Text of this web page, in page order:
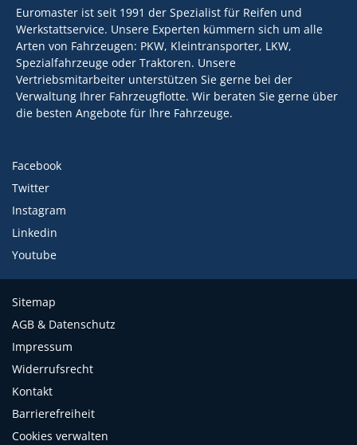
Euromaster ist seit 1991 der Spezialist für Reifen und
Werkstattservice. Unsere Experten kümmern sich um alle
Arten von Fahrzeugen: PKW, Kleintransporter, LKW,
Spezialfahrzeuge oder Traktoren. Unsere
Vertriebsmitarbeiter unterstützen Sie gerne bei der
Verwaltung Ihrer Fahrzeugflotte. Wir beraten Sie gerne über
die besten Angebote für Ihre Fahrzeuge.
Facebook
Twitter
Instagram
Linkedin
Youtube
Sitemap
AGB & Datenschutz
Impressum
Widerrufsrecht
Kontakt
Barrierefreiheit
Cookies verwalten